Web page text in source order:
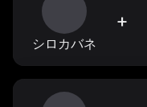
シロカバネ
+